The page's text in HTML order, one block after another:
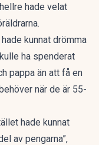
hade velat
kunnat drömma
ha spenderat
pappa än att få en
när de är 55-
hade kunnat
av pengarna”,